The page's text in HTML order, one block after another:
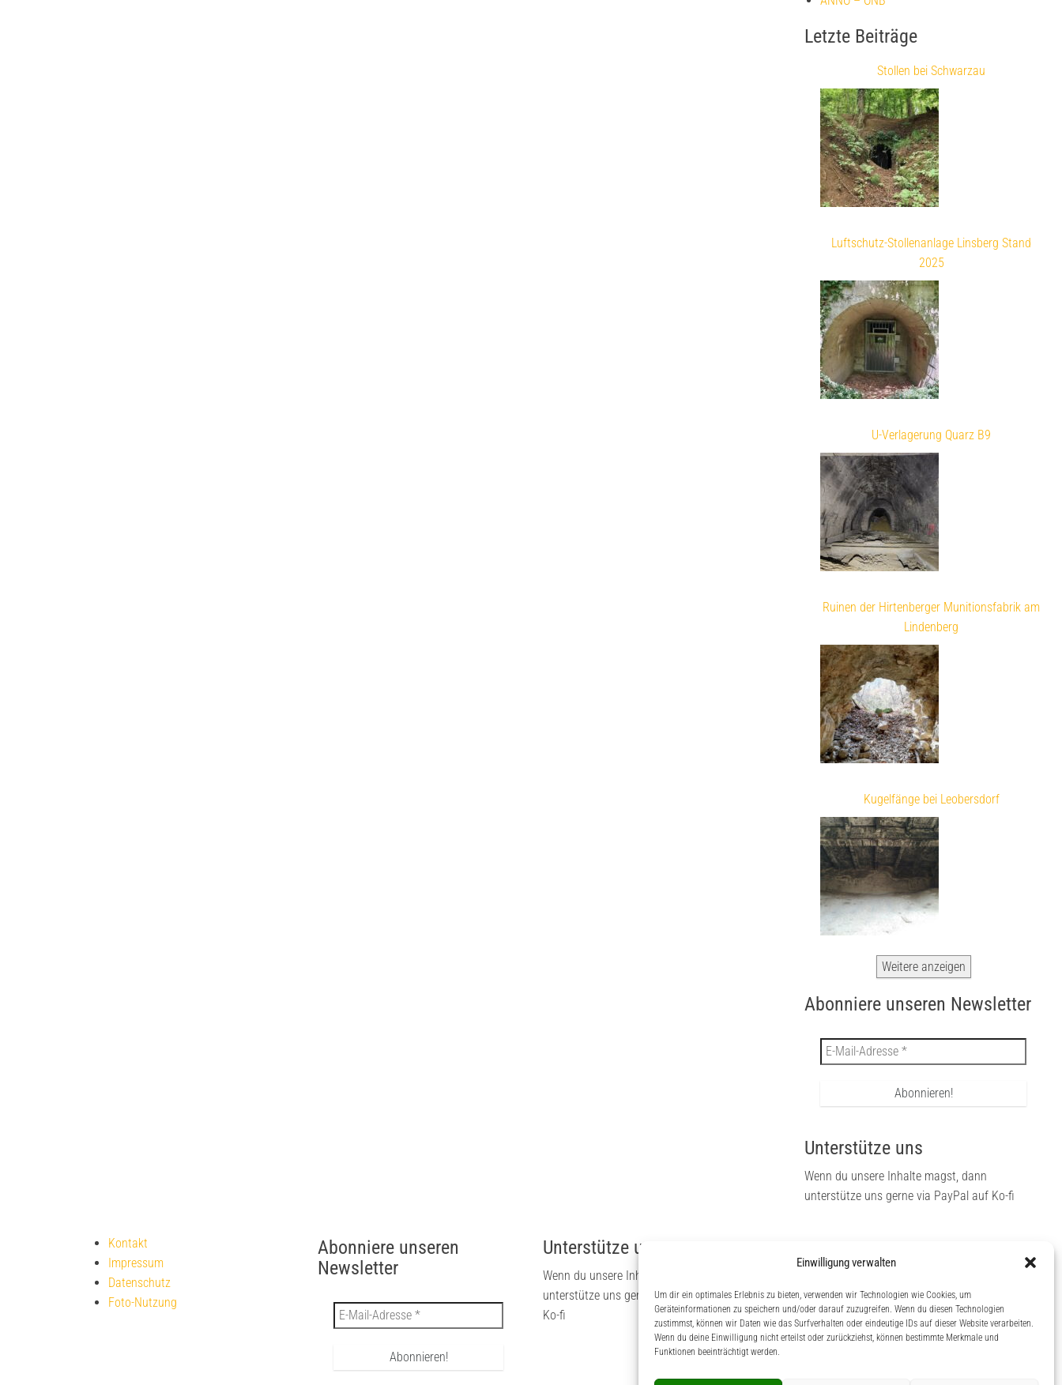
Einwilligung verwalten
Um dir ein optimales Erlebnis zu bieten, verwenden wir Technologien wie Cookies, um
Geräteinformationen zu speichern und/oder darauf zuzugreifen. Wenn du diesen Technologien
zustimmst, können wir Daten wie das Surfverhalten oder eindeutige IDs auf dieser Website verarbeiten.
Wenn du deine Einwilligung nicht erteilst oder zurückziehst, können bestimmte Merkmale und
Funktionen beeinträchtigt werden.
Letzte Beiträge
Stollen bei Schwarzau
Luftschutz-Stollenanlage Linsberg Stand
2025
U-Verlagerung Quarz B9
Ruinen der Hirtenberger Munitionsfabrik am
Lindenberg
Kugelfänge bei Leobersdorf
Weitere anzeigen
Abonniere unseren Newsletter
Unterstütze uns
Wenn du unsere Inhalte magst, dann
unterstütze uns gerne via PayPal auf Ko-fi
Kontakt
Impressum
Datenschutz
Foto-Nutzung
Abonniere unseren
Newsletter
Unterstütze uns
Wenn du unsere Inhalte magst, dann
unterstütze uns gerne via PayPal auf
Ko-fi